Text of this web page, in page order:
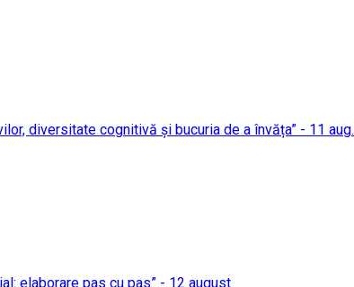
diversitate cognitivă și bucuria de a învăța” - 11 aug.
elaborare pas cu pas” - 12 august